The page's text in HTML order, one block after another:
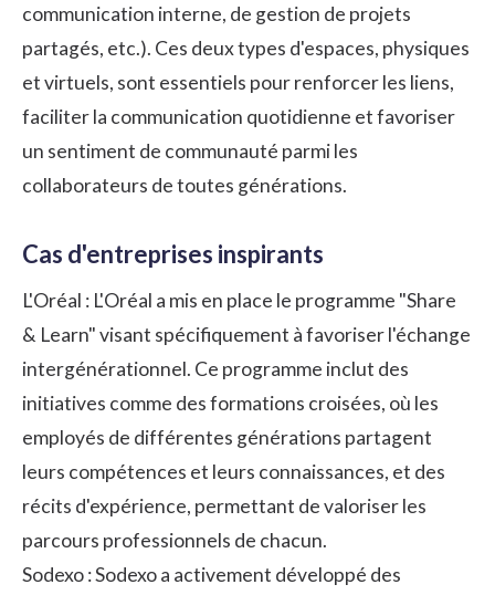
communication interne, de gestion de projets
partagés, etc.). Ces deux types d'espaces, physiques
et virtuels, sont essentiels pour renforcer les liens,
faciliter la communication quotidienne et favoriser
un sentiment de communauté parmi les
collaborateurs de toutes générations.
Cas d'entreprises inspirants
L'Oréal : L'Oréal a mis en place le programme "Share
& Learn" visant spécifiquement à favoriser l'échange
intergénérationnel. Ce programme inclut des
initiatives comme des formations croisées, où les
employés de différentes générations partagent
leurs compétences et leurs connaissances, et des
récits d'expérience, permettant de valoriser les
parcours professionnels de chacun.
Sodexo : Sodexo a activement développé des